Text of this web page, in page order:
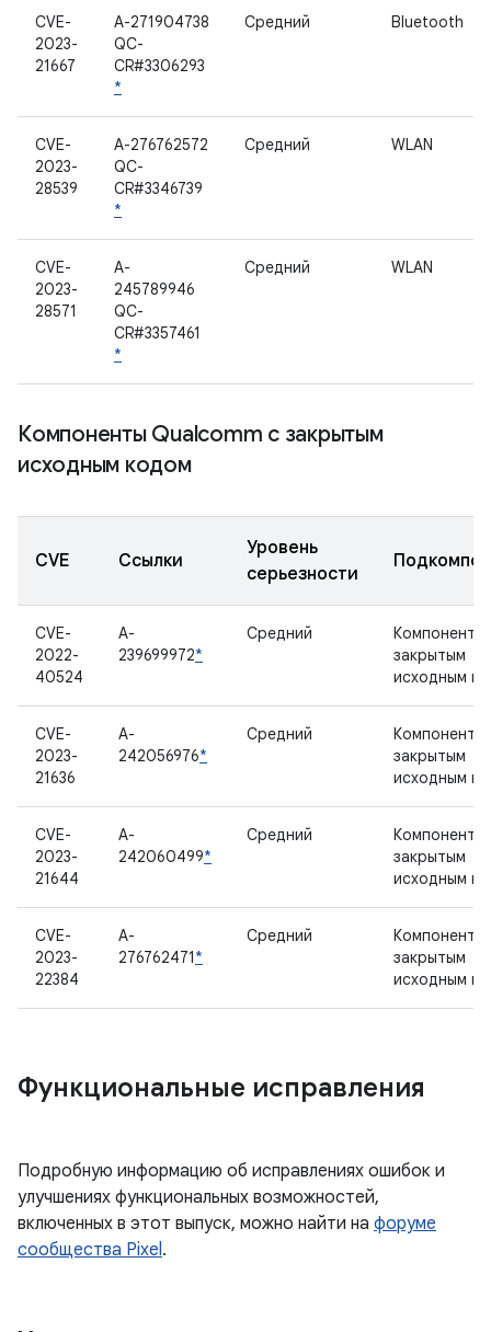
CVE-
2023-
21667
A-271904738
QC-
CR#3306293
*
Средний Bluetooth
CVE-
2023-
28539
A-276762572
QC-
CR#3346739
*
Средний WLAN
CVE-
2023-
28571
A-
245789946
QC-
CR#3357461
*
Средний WLAN
Компоненты Qualcomm с закрытым
исходным кодом
CVE Ссылки
Уровень
серьезности
CVE-
2022-
40524
A-
239699972*
Средний
Компонент с
закрытым
исходным
CVE-
2023-
21636
A-
242056976*
Средний
Компонент с
закрытым
исходным
CVE-
2023-
21644
A-
242060499*
Средний
Компонент с
закрытым
исходным
CVE-
2023-
22384
A-
276762471*
Средний
Компонент с
закрытым
исходным
Функциональные исправления
Подробную информацию об исправлениях ошибок и
улучшениях функциональных возможностей,
включенных в этот выпуск, можно найти на форуме
сообщества Pixel.